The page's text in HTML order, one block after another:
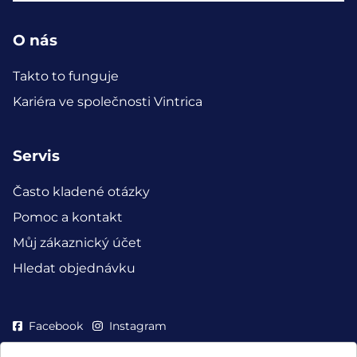
O nás
Takto to funguje
Kariéra ve společnosti Vintrica
Servis
Často kladené otázky
Pomoc a kontakt
Můj zákaznický účet
Hledat objednávku
Facebook Instagram